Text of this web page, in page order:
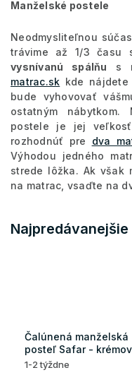
Manželské postele
Neodmysliteľnou
trávime až 1/3 času
vysnívanú spálňu s
matrac.sk kde nájdete
bude vyhovovať
ostatným nábytkom.
postele je jej
rozhodnúť pre dva
Výhodou jedného
strede lôžka. Ak však
na matrac, vsaďte na
Najpredávanejšie
Čalúnená manželská
posteľ Safar -
1-2 týždne